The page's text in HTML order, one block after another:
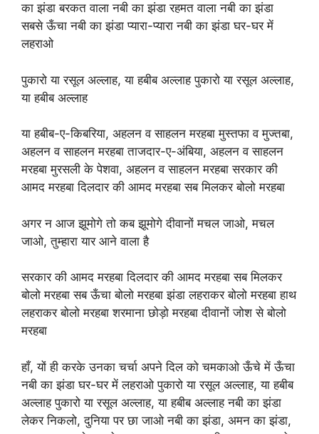
का झंडा बरकत वाला नबी का झंडा रहमत वाला नबी का झंडा
सबसे ऊँचा नबी का झंडा प्यारा-प्यारा नबी का झंडा घर-घर में
लहराओ
पुकारो या रसूल अल्लाह, या हबीब अल्लाह पुकारो या रसूल अल्लाह,
या हबीब अल्लाह
या हबीब-ए-किबरिया, अहलन व साहलन मरहबा मुस्तफा व मुज्तबा,
अहलन व साहलन मरहबा ताजदार-ए-अंबिया, अहलन व साहलन
मरहबा मुरसली के पेशवा, अहलन व साहलन मरहबा सरकार की
आमद मरहबा दिलदार की आमद मरहबा सब मिलकर बोलो मरहबा
अगर न आज झूमोगे तो कब झूमोगे दीवानों मचल जाओ, मचल
जाओ, तुम्हारा यार आने वाला है
सरकार की आमद मरहबा दिलदार की आमद मरहबा सब मिलकर
बोलो मरहबा सब ऊँचा बोलो मरहबा झंडा लहराकर बोलो मरहबा हाथ
लहराकर बोलो मरहबा शरमाना छोड़ो मरहबा दीवानों जोश से बोलो
मरहबा
हाँ, यों ही करके उनका चर्चा अपने दिल को चमकाओ ऊँचे में ऊँचा
नबी का झंडा घर-घर में लहराओ पुकारो या रसूल अल्लाह, या हबीब
अल्लाह पुकारो या रसूल अल्लाह, या हबीब अल्लाह नबी का झंडा
लेकर निकलो, दुनिया पर छा जाओ नबी का झंडा, अमन का झंडा,